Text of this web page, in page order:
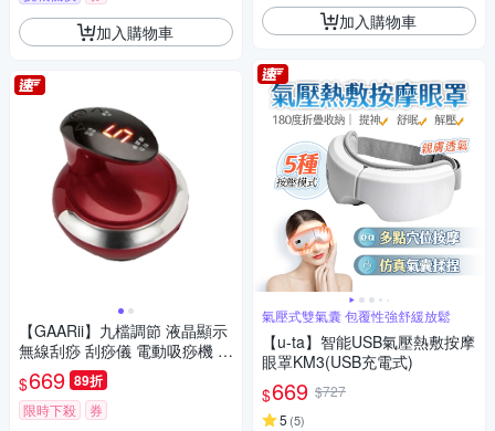
加入購物車
【GAARii】九檔調節 液晶顯示
無線刮痧 刮痧儀 電動吸痧機 拔
罐疏通儀 按摩機 刮痧機 拔罐機
$669 89折
限時下殺 券
加入購物車
氣壓式雙氣囊 包覆性強舒緩放鬆
【u-ta】智能USB氣壓熱敷按摩
眼罩KM3(USB充電式)
$669 $727
5 (5)